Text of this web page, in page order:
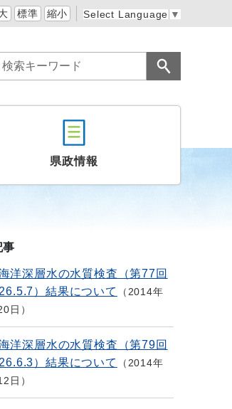
標準 縮小 Select Language ▼
県政情報
事
洋深層水の水質検査（第77回
）結果について
2014年
日
洋深層水の水質検査（第79回
）結果について
2014年
日